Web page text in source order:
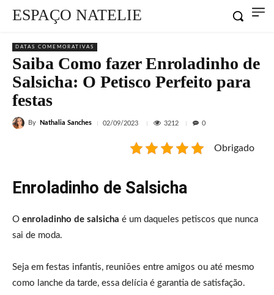
ESPAÇO NATELIE
DATAS COMEMORATIVAS
Saiba Como fazer Enroladinho de
Salsicha: O Petisco Perfeito para
festas
By Nathalia Sanches 02/09/2023 3212 0
Obrigado
Enroladinho de Salsicha
O enroladinho de salsicha é um daqueles petiscos que nunca
sai de moda.
Seja em festas infantis, reuniões entre amigos ou até mesmo
como lanche da tarde, essa delícia é garantia de satisfação.